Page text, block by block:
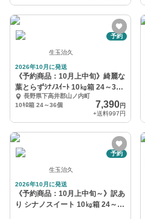
予約
生玉治久
2026年10月に発送
《予約商品：10月上中旬》綺麗な
葉とらずｼﾅﾉｽｲｰﾄ 10㎏箱 24～36
玉 長野県下高井郡山ノ内町
10ｷﾛ箱 24～36個
7,390円
+送料997円
予約
生玉治久
2026年10月に発送
《予約商品：10月上中旬～》訳あ
り シナノスイート 10㎏箱 24～